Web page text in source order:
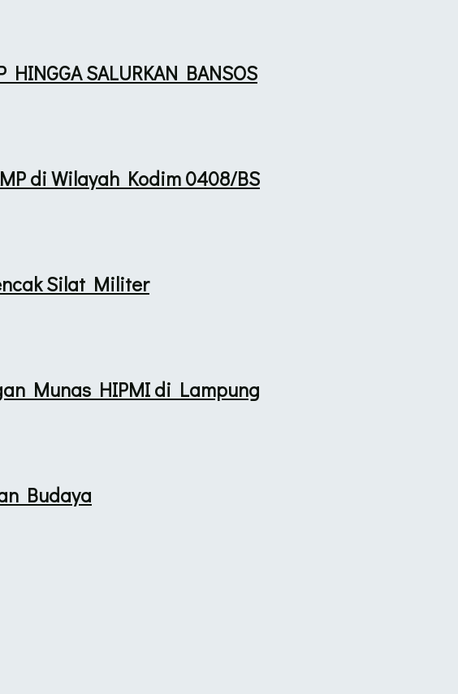
HINGGA SALURKAN BANSOS
di Wilayah Kodim 0408/BS
Silat Militer
Munas HIPMI di Lampung
Budaya